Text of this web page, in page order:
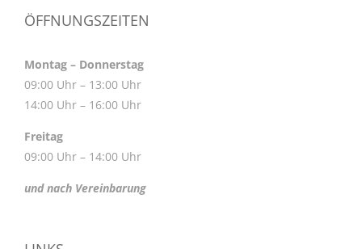
ÖFFNUNGSZEITEN
Montag – Donnerstag
09:00 Uhr – 13:00 Uhr
14:00 Uhr – 16:00 Uhr
Freitag
09:00 Uhr – 14:00 Uhr
und nach Vereinbarung